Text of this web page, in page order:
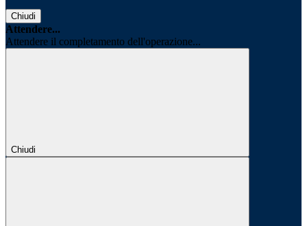
Chiudi
Attendere...
Attendere il completamento dell'operazione...
Chiudi